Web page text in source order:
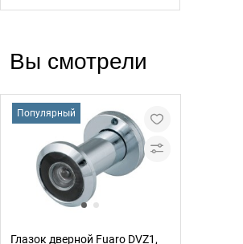
Вы смотрели
Популярный
Глазок дверной Fuaro DVZ1,